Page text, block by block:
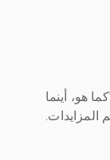
هو، أينما
المزايدات.